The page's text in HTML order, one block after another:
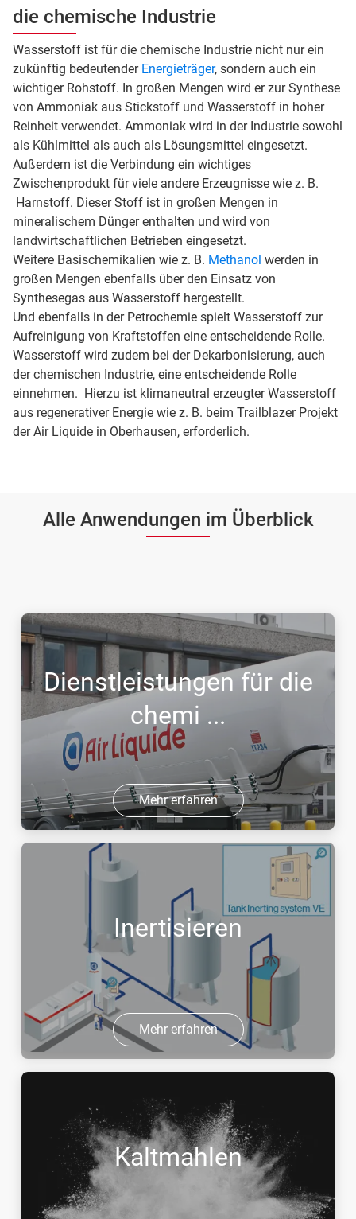
die chemische Industrie
Wasserstoff ist für die chemische Industrie nicht nur ein
zukünftig bedeutender Energieträger, sondern auch ein
wichtiger Rohstoff. In großen Mengen wird er zur Synthese
von Ammoniak aus Stickstoff und Wasserstoff in hoher
Reinheit verwendet. Ammoniak wird in der Industrie sowohl
als Kühlmittel als auch als Lösungsmittel eingesetzt.
Außerdem ist die Verbindung ein wichtiges
Zwischenprodukt für viele andere Erzeugnisse wie z. B.
Harnstoff. Dieser Stoff ist in großen Mengen in
mineralischem Dünger enthalten und wird von
landwirtschaftlichen Betrieben eingesetzt.
Weitere Basischemikalien wie z. B. Methanol werden in
großen Mengen ebenfalls über den Einsatz von
Synthesegas aus Wasserstoff hergestellt.
Und ebenfalls in der Petrochemie spielt Wasserstoff zur
Aufreinigung von Kraftstoffen eine entscheidende Rolle.
Wasserstoff wird zudem bei der Dekarbonisierung, auch
der chemischen Industrie, eine entscheidende Rolle
einnehmen. Hierzu ist klimaneutral erzeugter Wasserstoff
aus regenerativer Energie wie z. B. beim Trailblazer Projekt
der Air Liquide in Oberhausen, erforderlich.
Alle Anwendungen im Überblick
Dienstleistungen für die
chemi ...
Mehr erfahren
Inertisieren
Mehr erfahren
Kaltmahlen